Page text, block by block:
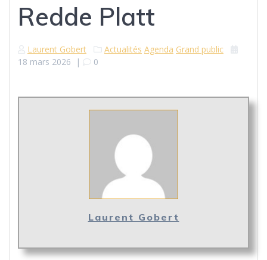
Redde Platt
Laurent Gobert Actualités Agenda Grand public
18 mars 2026 | 0
Laurent Gobert